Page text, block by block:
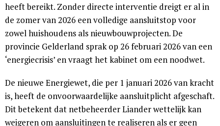
heeft bereikt. Zonder directe interventie dreigt er al in
de zomer van 2026 een volledige aansluitstop voor
zowel huishoudens als nieuwbouwprojecten. De
provincie Gelderland sprak op 26 februari 2026 van een
‘energiecrisis’ en vraagt het kabinet om een noodwet.
De nieuwe Energiewet, die per 1 januari 2026 van kracht
is, heeft de onvoorwaardelijke aansluitplicht afgeschaft.
Dit betekent dat netbeheerder Liander wettelijk kan
weigeren om aansluitingen te realiseren als er geen